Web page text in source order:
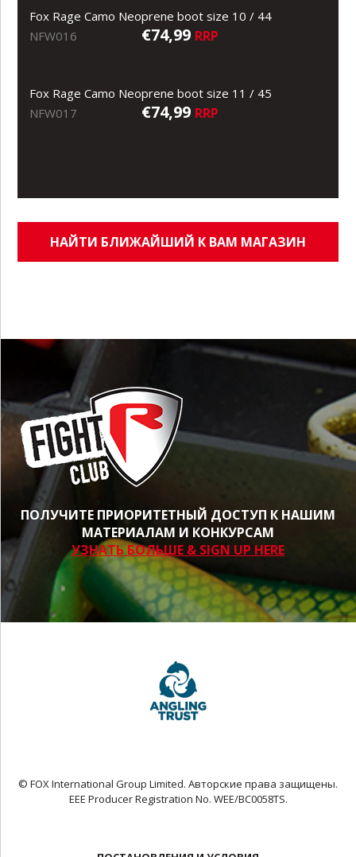
Fox Rage Camo Neoprene boot size 10 / 44
NFW016
€74,99 RRP
Fox Rage Camo Neoprene boot size 11 / 45
NFW017
€74,99 RRP
НАЙТИ БЛИЖАЙШИЙ К ВАМ МАГАЗИН
ПОЛУЧИТЕ ПРИОРИТЕТНЫЙ ДОСТУП К НАШИМ
МАТЕРИАЛАМ И КОНКУРСАМ
УЗНАТЬ БОЛЬШЕ & SIGN UP HERE
© FOX International Group Limited. Авторские права защищены.
EEE Producer Registration No. WEE/BC0058TS.